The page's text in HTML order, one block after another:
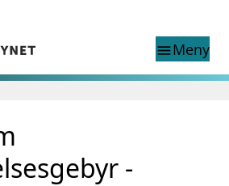
menuMeny
English home page
-